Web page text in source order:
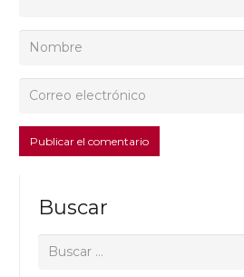
Publicar el comentario
Buscar
Buscar: